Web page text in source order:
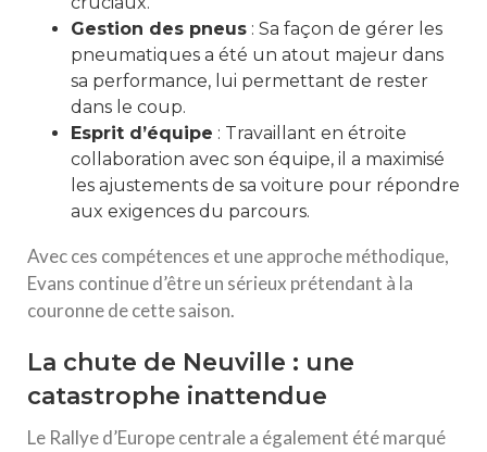
Gestion des pneus : Sa façon de gérer les
pneumatiques a été un atout majeur dans
sa performance, lui permettant de rester
dans le coup.
Esprit d’équipe : Travaillant en étroite
collaboration avec son équipe, il a maximisé
les ajustements de sa voiture pour répondre
aux exigences du parcours.
Avec ces compétences et une approche méthodique,
Evans continue d’être un sérieux prétendant à la
couronne de cette saison.
La chute de Neuville : une
catastrophe inattendue
Le Rallye d’Europe centrale a également été marqué